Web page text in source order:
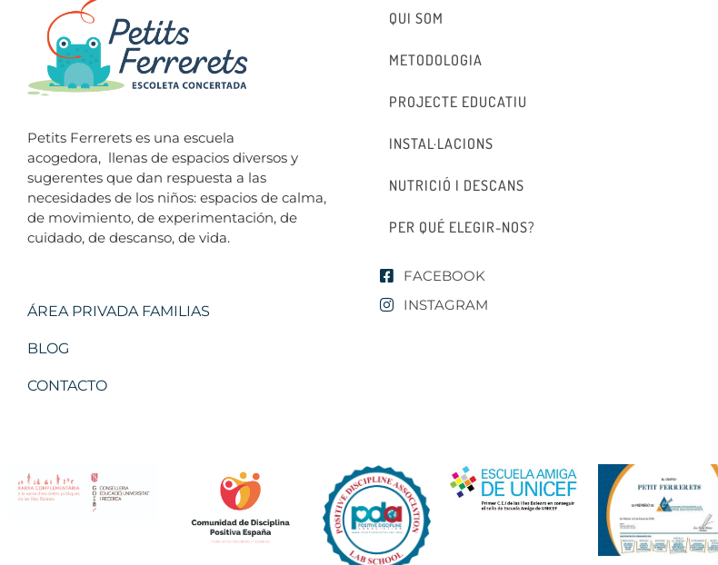
Petits Ferrerets es una escuela
acogedora, llenas de espacios diversos y
sugerentes que dan respuesta a las
necesidades de los niños: espacios de calma,
de movimiento, de experimentación, de
cuidado, de descanso, de vida.
ÁREA PRIVADA FAMILIAS
BLOG
CONTACTO
QUI SOM
METODOLOGIA
PROJECTE EDUCATIU
INSTAL·LACIONS
NUTRICIÓ I DESCANS
PER QUÉ ELEGIR-NOS?
FACEBOOK
INSTAGRAM